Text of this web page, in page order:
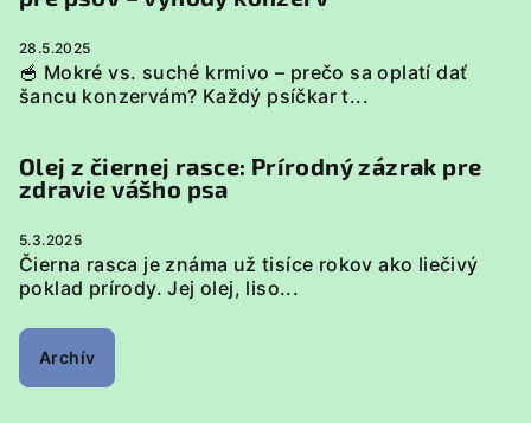
28.5.2025
🥣 Mokré vs. suché krmivo – prečo sa oplatí dať
šancu konzervám? Každý psíčkar t...
Olej z čiernej rasce: Prírodný zázrak pre
zdravie vášho psa
5.3.2025
Čierna rasca je známa už tisíce rokov ako liečivý
poklad prírody. Jej olej, liso...
Archív